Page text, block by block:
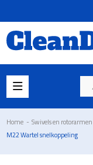
Home - Swivels en rotorarmen
M22 Wartel snelkoppeling